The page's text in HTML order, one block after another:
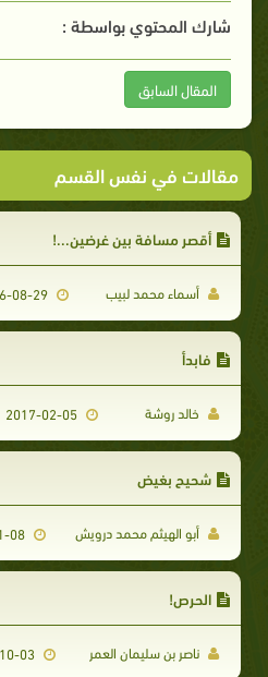
شارك المحتوي بواسطة :
المقال السابق
مقالات في نفس القسم
أقصر مسافة بين غرضين...!
أسماء محمد لبيب 2016-08-29
فابدأ
خالد روشة 2017-02-05
شحيح بغيض
أبو الهيثم محمد درويش 2016-01-08
الحرص!
ناصر بن سليمان العمر